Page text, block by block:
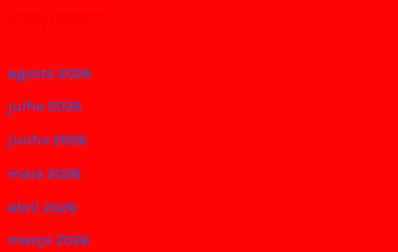
agosto 2026
julho 2026
junho 2026
maio 2026
abril 2026
março 2026